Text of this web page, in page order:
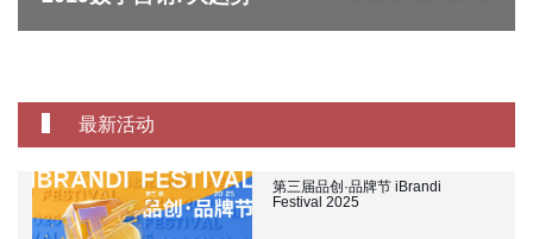
最新活动
第三届品创·品牌节 iBrandi
Festival 2025